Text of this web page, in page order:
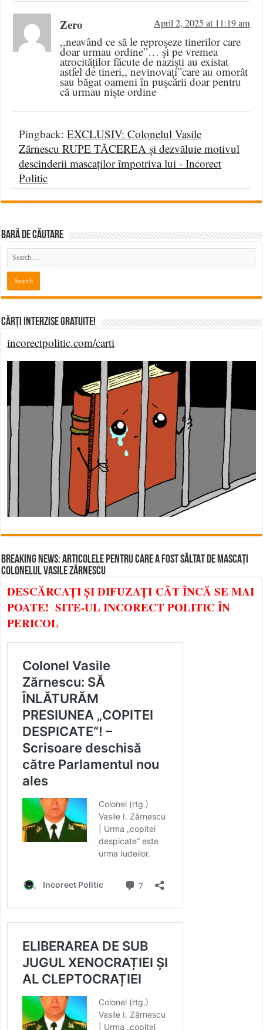
Zero April 2, 2025 at 11:19 am
,,neavând ce să le reproșeze tinerilor care
doar urmau ordine”… și pe vremea
atrocităților făcute de naziști au existat
astfel de tineri,, nevinovați”care au omorât
sau băgat oameni în pușcării doar pentru
că urmau niște ordine
Pingback:EXCLUSIV: Colonelul Vasile
Zărnescu RUPE TĂCEREA și dezvăluie motivul
descinderii mascaților împotriva lui - Incorect
Politic
BARĂ DE CĂUTARE
Cărți Interzise Gratuite!
incorectpolitic.com/carti
BREAKING NEWS: ARTICOLELE PENTRU CARE A FOST SĂLTAT DE MASCAȚI
COLONELUL VASILE ZĂRNESCU
DESCĂRCAȚI ȘI DIFUZAȚI CÂT ÎNCĂ SE MAI
POATE! SITE-UL INCORECT POLITIC ÎN
PERICOL